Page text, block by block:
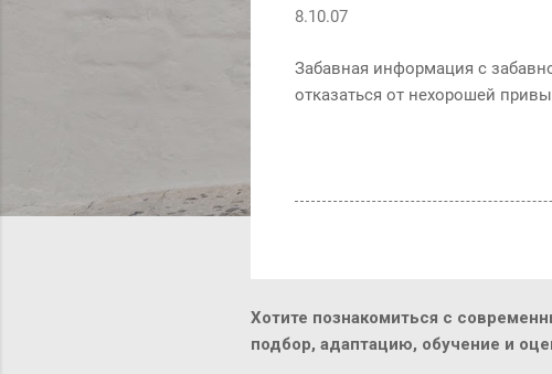
8.10.07
Забавная информация с
отказаться от нехорошей
Хотите познакомиться с
подбор, адаптацию, обучение и